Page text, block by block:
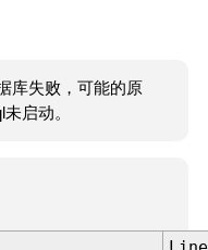
库失败，可能的原
启动。
Line